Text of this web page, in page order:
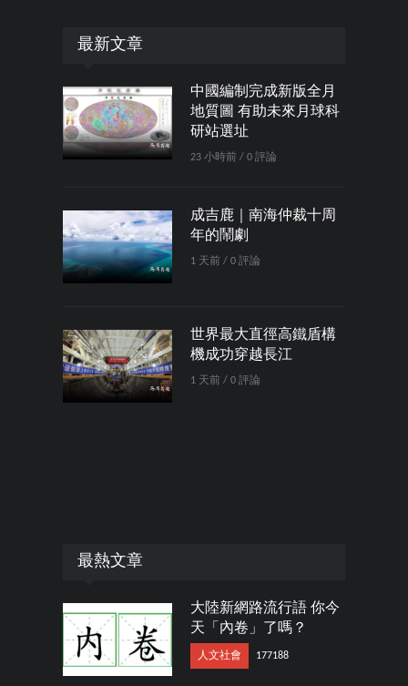
最新文章
中國編制完成新版全月
地質圖 有助未來月球科
研站選址
23 小時前 / 0 評論
成吉鹿｜南海仲裁十周
年的鬧劇
1 天前 / 0 評論
世界最大直徑高鐵盾構
機成功穿越長江
1 天前 / 0 評論
最熱文章
大陸新網路流行語 你今
天「內卷」了嗎？
人文社會 177188